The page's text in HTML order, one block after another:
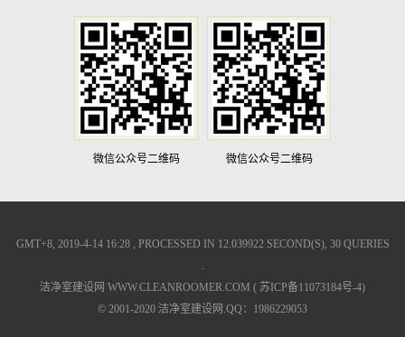
微信公众号二维码 微信公众号二维码
GMT+8, 2019-4-14 16:28 , PROCESSED IN 12.039922 SECOND(S), 30 QUERIES
.
洁净室建设网 WWW.CLEANROOMER.COM ( 苏ICP备11073184号-4)
© 2001-2020 洁净室建设网.QQ：1986229053